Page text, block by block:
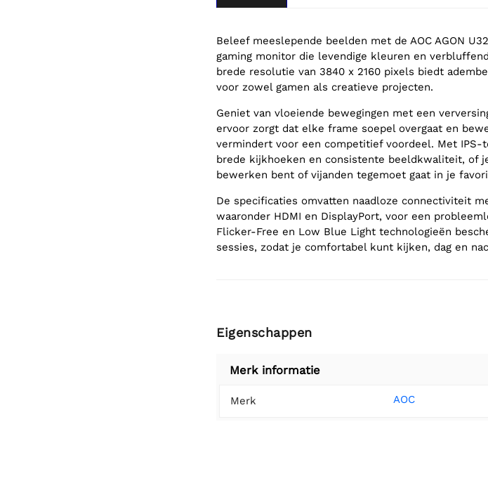
Beleef meeslepende beelden met de AOC AGON
gaming monitor die levendige kleuren en
brede resolutie van 3840 x 2160 pixels biedt
voor zowel gamen als creatieve projecten.
Geniet van vloeiende bewegingen met een
ervoor zorgt dat elke frame soepel overgaat en
vermindert voor een competitief voordeel. Met
brede kijkhoeken en consistente beeldkwaliteit, of
bewerken bent of vijanden tegemoet gaat in je
De specificaties omvatten naadloze connectiviteit
waaronder HDMI en DisplayPort, voor een
Flicker-Free en Low Blue Light technologieën
sessies, zodat je comfortabel kunt kijken, dag en
Eigenschappen
Merk informatie
Merk AOC